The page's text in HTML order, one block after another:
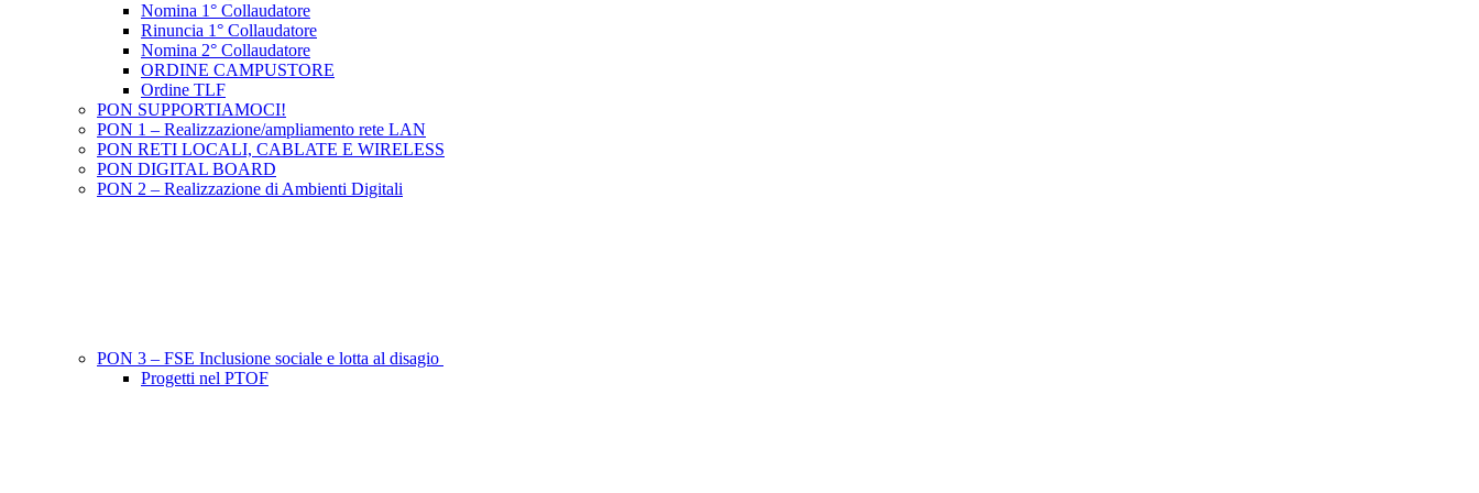
Nomina 1° Collaudatore
Rinuncia 1° Collaudatore
Nomina 2° Collaudatore
ORDINE CAMPUSTORE
Ordine TLF
PON SUPPORTIAMOCI!
PON 1 – Realizzazione/ampliamento rete LAN
PON RETI LOCALI, CABLATE E WIRELESS
PON DIGITAL BOARD
PON 2 – Realizzazione di Ambienti Digitali
PON 3 – FSE Inclusione sociale e lotta al disagio
Progetti nel PTOF